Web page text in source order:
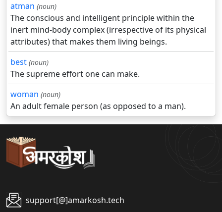
atman (noun)
The conscious and intelligent principle within the
inert mind-body complex (irrespective of its physical
attributes) that makes them living beings.
best (noun)
The supreme effort one can make.
woman (noun)
An adult female person (as opposed to a man).
support[@]amarkosh.tech